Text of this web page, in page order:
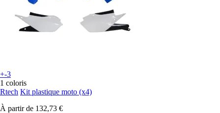
+-3
1 coloris
Rtech Kit plastique moto (x4)
À partir de 132,73 €